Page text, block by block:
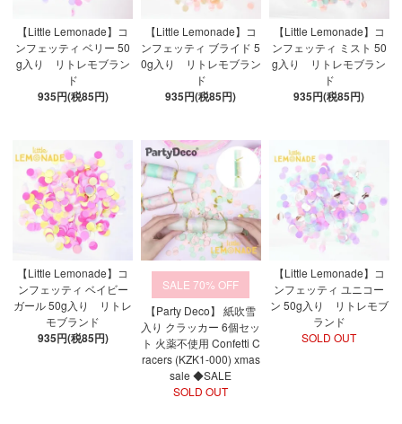
【Little Lemonade】コ
ンフェッティ ベリー 50
g入り リトレモブラン
ド
935円(税85円)
【Little Lemonade】コ
ンフェッティ ブライド 5
0g入り リトレモブラン
ド
935円(税85円)
【Little Lemonade】コ
ンフェッティ ミスト 50
g入り リトレモブラン
ド
935円(税85円)
【Little Lemonade】コ
ンフェッティ ベイビー
ガール 50g入り リトレ
モブランド
935円(税85円)
70%
【Party Deco】 紙吹雪
入り クラッカー 6個セッ
ト 火薬不使用 Confetti C
racers (KZK1-000) xmas
sale ◆SALE
SOLD OUT
【Little Lemonade】コ
ンフェッティ ユニコー
ン 50g入り リトレモブ
ランド
SOLD OUT